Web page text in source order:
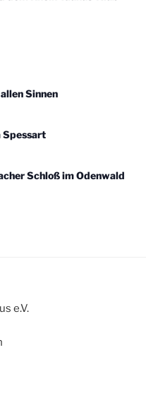
Sinnen
Spessart
Schloß im Odenwald
e.V.